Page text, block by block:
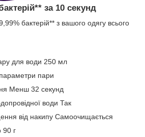
за 10 секунд
бактерій** з вашого одягу всього
для води 250 мл
пари
Менш 32 секунд
води Так
від накипу Самоочищається
90 г